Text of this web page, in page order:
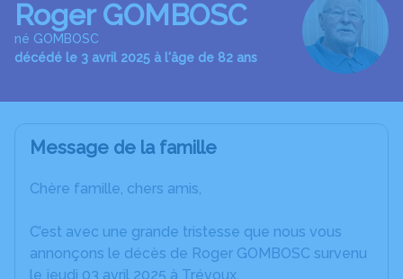
Roger GOMBOSC
né GOMBOSC
décédé le 3 avril 2025 à l'âge de 82 ans
Message de la famille
Chère famille, chers amis,
C’est avec une grande tristesse que nous vous
annonçons le décès de Roger GOMBOSC survenu
le jeudi 03 avril 2025 à Trévoux.